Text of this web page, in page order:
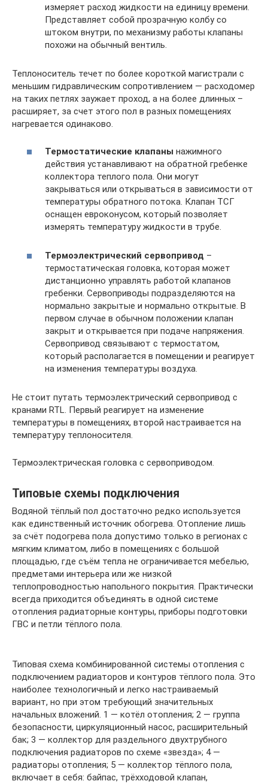
измеряет расход жидкости на единицу времени.
Представляет собой прозрачную колбу со
штоком внутри, по механизму работы клапаны
похожи на обычный вентиль.
Теплоноситель течет по более короткой магистрали с
меньшим гидравлическим сопротивлением — расходомер
на таких петлях заужает проход, а на более длинных –
расширяет, за счет этого пол в разных помещениях
нагревается одинаково.
Термостатические клапаны нажимного
действия устанавливают на обратной гребенке
коллектора теплого пола. Они могут
закрываться или открываться в зависимости от
температуры обратного потока. Клапан ТСГ
оснащен евроконусом, который позволяет
измерять температуру жидкости в трубе.
Термоэлектрический сервопривод –
термостатическая головка, которая может
дистанционно управлять работой клапанов
гребенки. Сервоприводы подразделяются на
нормально закрытые и нормально открытые. В
первом случае в обычном положении клапан
закрыт и открывается при подаче напряжения.
Сервопривод связывают с термостатом,
который располагается в помещении и реагирует
на изменения температуры воздуха.
Не стоит путать термоэлектрический сервопривод с
кранами RTL. Первый реагирует на изменение
температуры в помещениях, второй настраивается на
температуру теплоносителя.
Термоэлектрическая головка с сервоприводом.
Типовые схемы подключения
Водяной тёплый пол достаточно редко используется
как единственный источник обогрева. Отопление лишь
за счёт подогрева пола допустимо только в регионах с
мягким климатом, либо в помещениях с большой
площадью, где съём тепла не ограничивается мебелью,
предметами интерьера или же низкой
теплопроводностью напольного покрытия. Практически
всегда приходится объединять в одной системе
отопления радиаторные контуры, приборы подготовки
ГВС и петли тёплого пола.
Типовая схема комбинированной системы отопления с
подключением радиаторов и контуров тёплого пола. Это
наиболее технологичный и легко настраиваемый
вариант, но при этом требующий значительных
начальных вложений. 1 — котёл отопления; 2 — группа
безопасности, циркуляционный насос, расширительный
бак; 3 — коллектор для раздельного двухтрубного
подключения радиаторов по схеме «звезда»; 4 —
радиаторы отопления; 5 — коллектор тёплого пола,
включает в себя: байпас, трёхходовой клапан,